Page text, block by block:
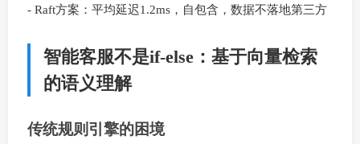
- Raft方案：平均延迟1.2ms，自包含，数据不落地第三方
智能客服不是if-else：基于向量检索
的语义理解
传统规则引擎的困境